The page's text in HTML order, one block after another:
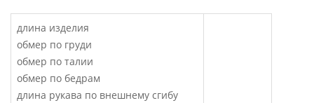
длина изделия
обмер по груди
обмер по талии
обмер по бедрам
длина рукава по внешнему сгибу